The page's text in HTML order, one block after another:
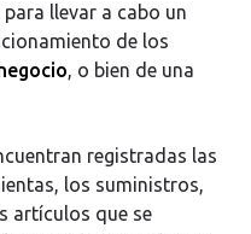
llevar a cabo un
de los
, o bien de una
registradas las
los suministros,
artículos que se